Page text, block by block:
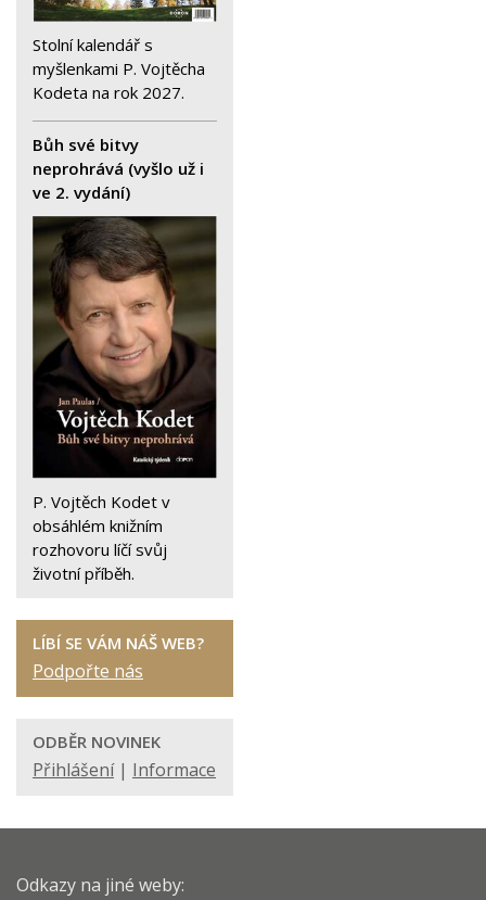
Stolní kalendář s
myšlenkami P. Vojtěcha
Kodeta na rok 2027.
Bůh své bitvy
neprohrává (vyšlo už i
ve 2. vydání)
P. Vojtěch Kodet v
obsáhlém knižním
rozhovoru líčí svůj
životní příběh.
LÍBÍ SE VÁM NÁŠ WEB?
Podpořte nás
ODBĚR NOVINEK
Přihlášení| Informace
Odkazy na jiné weby: